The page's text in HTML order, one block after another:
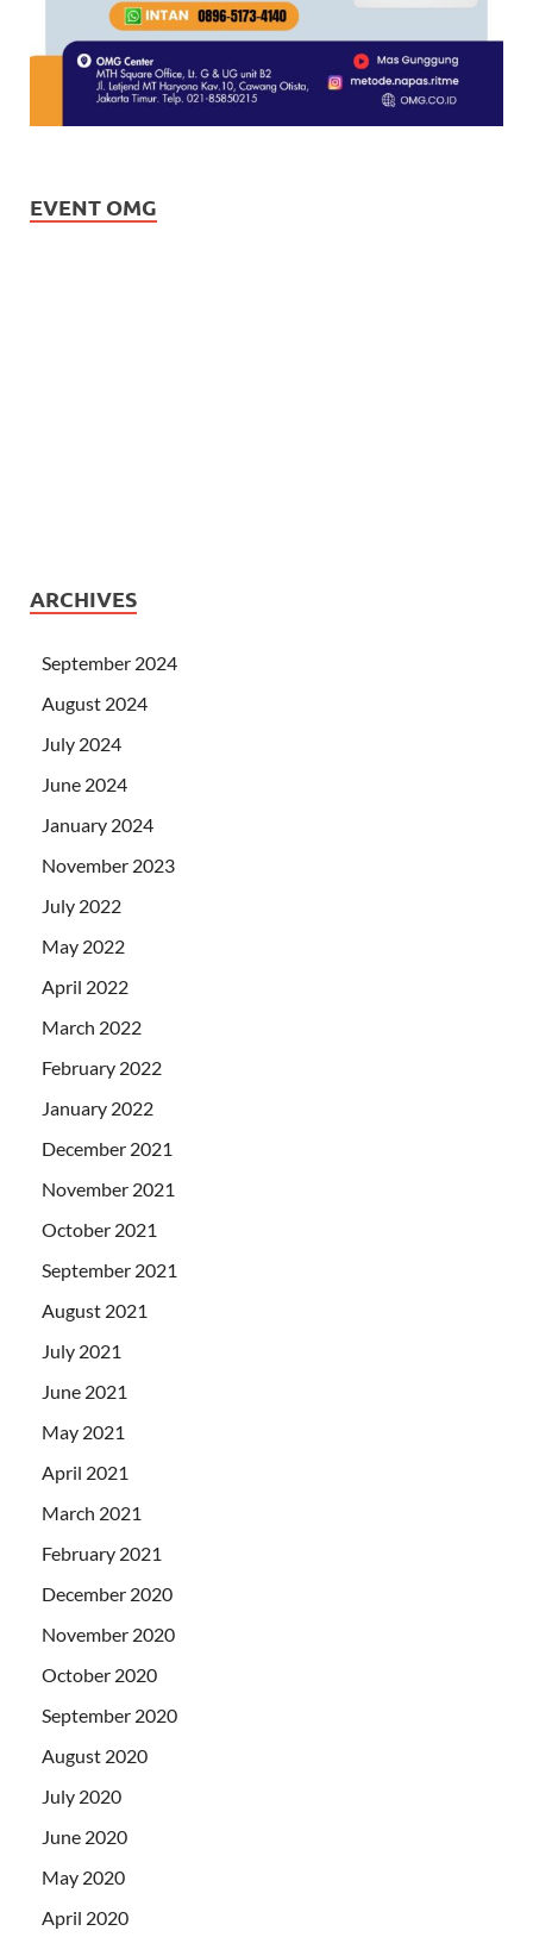
EVENT OMG
ARCHIVES
September 2024
August 2024
July 2024
June 2024
January 2024
November 2023
July 2022
May 2022
April 2022
March 2022
February 2022
January 2022
December 2021
November 2021
October 2021
September 2021
August 2021
July 2021
June 2021
May 2021
April 2021
March 2021
February 2021
December 2020
November 2020
October 2020
September 2020
August 2020
July 2020
June 2020
May 2020
April 2020